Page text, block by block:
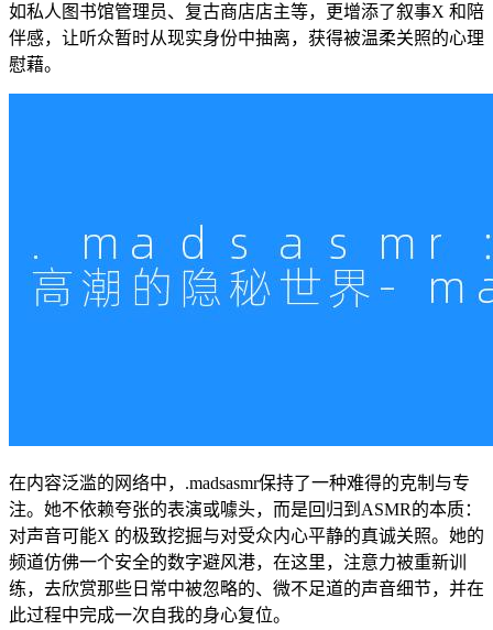
如私人图书馆管理员、复古商店店主等，更增添了叙事X 和陪
伴感，让听众暂时从现实身份中抽离，获得被温柔关照的心理
慰藉。
在内容泛滥的网络中，.madsasmr保持了一种难得的克制与专
注。她不依赖夸张的表演或噱头，而是回归到ASMR的本质：
对声音可能X 的极致挖掘与对受众内心平静的真诚关照。她的
频道仿佛一个安全的数字避风港，在这里，注意力被重新训
练，去欣赏那些日常中被忽略的、微不足道的声音细节，并在
此过程中完成一次自我的身心复位。